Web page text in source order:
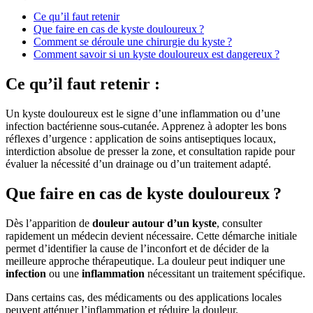
Ce qu’il faut retenir
Que faire en cas de kyste douloureux ?
Comment se déroule une chirurgie du kyste ?
Comment savoir si un kyste douloureux est dangereux ?
Ce qu’il faut retenir :
Un kyste douloureux est le signe d’une inflammation ou d’une
infection bactérienne sous-cutanée. Apprenez à adopter les bons
réflexes d’urgence : application de soins antiseptiques locaux,
interdiction absolue de presser la zone, et consultation rapide pour
évaluer la nécessité d’un drainage ou d’un traitement adapté.
Que faire en cas de kyste douloureux ?
Dès l’apparition de douleur autour d’un kyste, consulter
rapidement un médecin devient nécessaire. Cette démarche initiale
permet d’identifier la cause de l’inconfort et de décider de la
meilleure approche thérapeutique. La douleur peut indiquer une
infection ou une inflammation nécessitant un traitement spécifique.
Dans certains cas, des médicaments ou des applications locales
peuvent atténuer l’inflammation et réduire la douleur.